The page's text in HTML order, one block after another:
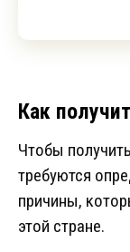
Как
Чтобы
требуются
причины,
этой стране.